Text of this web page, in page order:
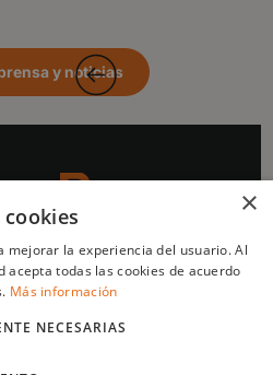
y noticias
por
×
mejorar la experiencia del usuario. Al
todas las cookies de acuerdo
Más información
NECESARIAS